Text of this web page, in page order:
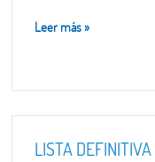
Leer más»
LISTA